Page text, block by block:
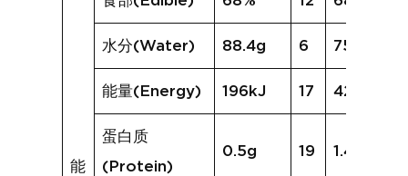
能
水分(Water) 88.4g 6 75.5g
能量(Energy) 196kJ 17 420kJ
蛋白质
(Protein)
0.5g 19 1.4g